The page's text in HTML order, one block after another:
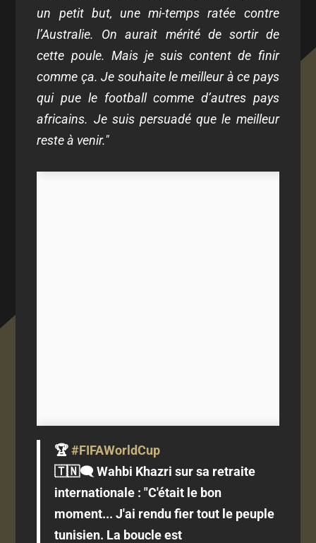
un petit but, une mi-temps ratée contre
l’Australie. On aurait mérité de sortir de
cette poule. Mais je suis content de finir
comme ça. Je souhaite le meilleur à ce pays
qui pue le football comme d’autres pays
africains. Je suis persuadé que le meilleur
reste à venir."
🏆#FIFAWorldCup
🇹🇳🗨️ Wahbi Khazri sur sa retraite
internationale : "C'était le bon
moment... J'ai rendu fier tout le peuple
tunisien. La boucle est